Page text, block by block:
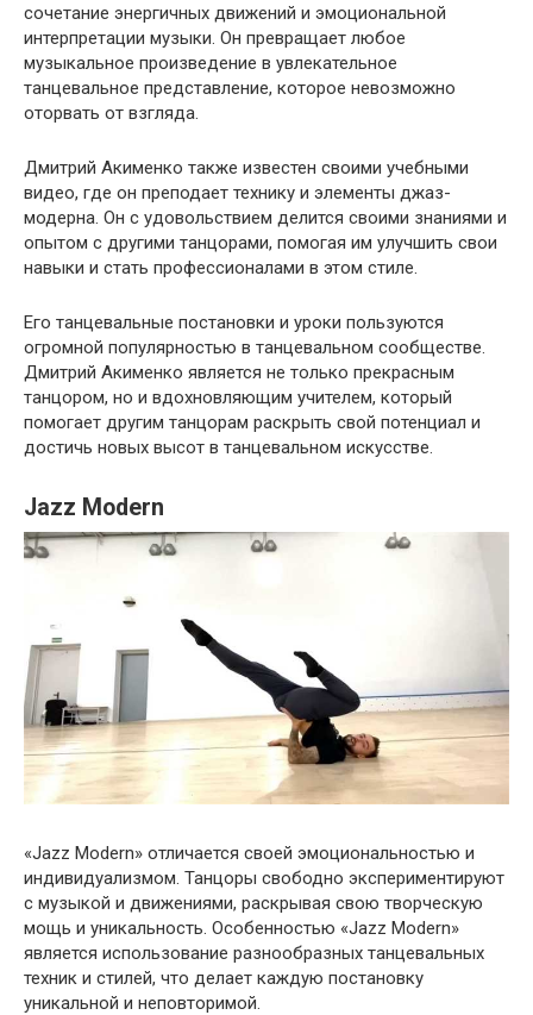
сочетание энергичных движений и эмоциональной
интерпретации музыки. Он превращает любое
музыкальное произведение в увлекательное
танцевальное представление, которое невозможно
оторвать от взгляда.
Дмитрий Акименко также известен своими учебными
видео, где он преподает технику и элементы джаз-
модерна. Он с удовольствием делится своими знаниями и
опытом с другими танцорами, помогая им улучшить свои
навыки и стать профессионалами в этом стиле.
Его танцевальные постановки и уроки пользуются
огромной популярностью в танцевальном сообществе.
Дмитрий Акименко является не только прекрасным
танцором, но и вдохновляющим учителем, который
помогает другим танцорам раскрыть свой потенциал и
достичь новых высот в танцевальном искусстве.
Jazz Modern
«Jazz Modern» отличается своей эмоциональностью и
индивидуализмом. Танцоры свободно экспериментируют
с музыкой и движениями, раскрывая свою творческую
мощь и уникальность. Особенностью «Jazz Modern»
является использование разнообразных танцевальных
техник и стилей, что делает каждую постановку
уникальной и неповторимой.